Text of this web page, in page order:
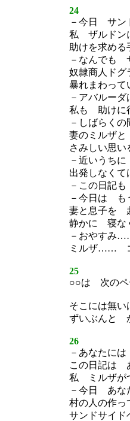
24
－今日 サン
私 ザルドン
助けを求め
－なんでも
奴隷商人ドグ
暴れまわっ
－アバルー
私も 助けに
－しばらく
妻のミルザ
さみしい思
－近いうち
出発しなく
－この日記
－今日は も
妻と息子を
静かに 寝
－おやすみ
ミルザ……
25
○○は 次のペ
そこには無い
ずいぶんと
26
－あなたに
この日記は
私 ミルザが
－今日 あな
村の人の作っ
サンドサイド